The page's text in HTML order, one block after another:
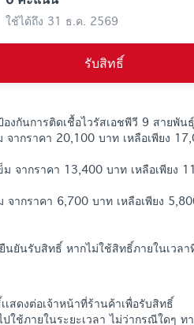
ใช้ได้ถึง 31 ธ.ค. 2569
รับสิทธิ์
กันการติดเชื้อไวรัสเอชพีวี 9 สายพันธุ์
ากราคา 20,100 บาท เหลือเพียง
จากราคา 13,400 บาท เหลือเพียง
ากราคา 6,700 บาท เหลือเพียง
ยันรับสิทธิ์ หากไม่ใช้สิทธิ์ภายในเวล
สดงต่อเจ้าหน้าที่ร้านค้าเพื่อรับสิทธิ์
ใช้ภายในระยะเวลา ไม่ว่ากรณีใดๆ